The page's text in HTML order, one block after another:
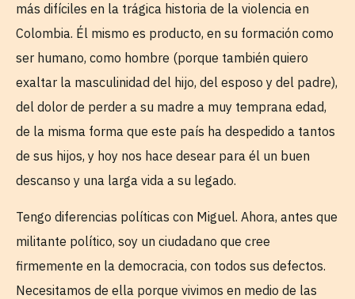
más difíciles en la trágica historia de la violencia en
Colombia. Él mismo es producto, en su formación como
ser humano, como hombre (porque también quiero
exaltar la masculinidad del hijo, del esposo y del padre),
del dolor de perder a su madre a muy temprana edad,
de la misma forma que este país ha despedido a tantos
de sus hijos, y hoy nos hace desear para él un buen
descanso y una larga vida a su legado.
Tengo diferencias políticas con Miguel. Ahora, antes que
militante político, soy un ciudadano que cree
firmemente en la democracia, con todos sus defectos.
Necesitamos de ella porque vivimos en medio de las